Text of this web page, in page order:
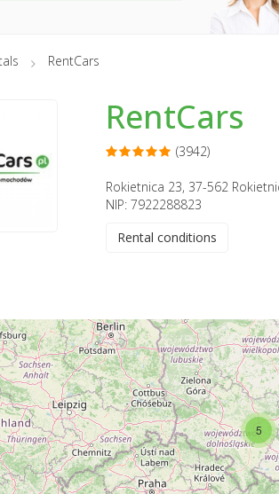
RentCars
RentCars
(3942)
Rokietnica 23, 37-562
NIP: 7922288823
Rental conditions
5